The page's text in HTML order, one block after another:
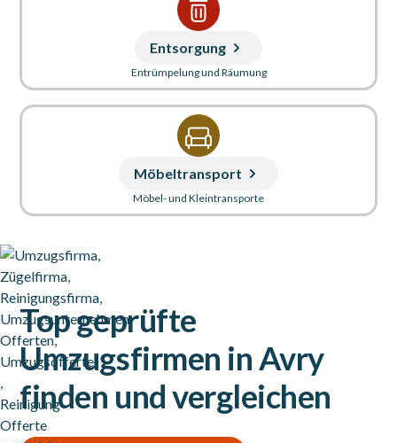
Entsorgung
Entrümpelung und Räumung
Möbeltransport
Möbel- und Kleintransporte
Top geprüfte
Umzugsfirmen in Avry
finden und vergleichen